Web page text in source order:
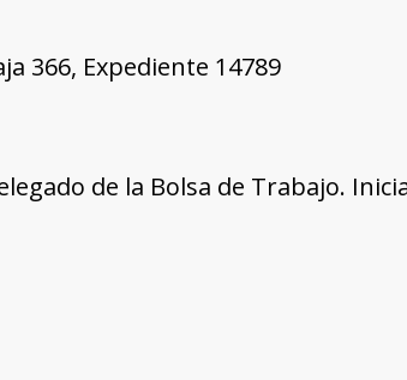
366, Expediente 14789
de la Bolsa de Trabajo.